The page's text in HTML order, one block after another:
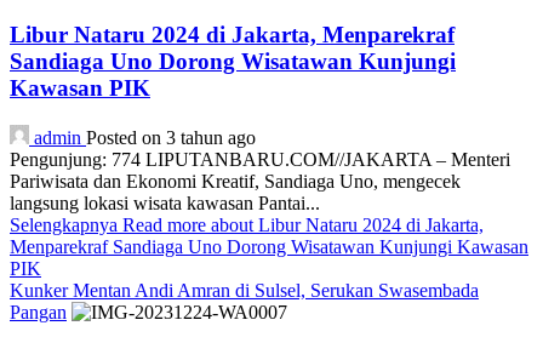
Libur Nataru 2024 di Jakarta, Menparekraf
Sandiaga Uno Dorong Wisatawan Kunjungi
Kawasan PIK
admin Posted on 3 tahun ago
Pengunjung: 774 LIPUTANBARU.COM//JAKARTA – Menteri
Pariwisata dan Ekonomi Kreatif, Sandiaga Uno, mengecek
langsung lokasi wisata kawasan Pantai...
Selengkapnya Read more about Libur Nataru 2024 di Jakarta,
Menparekraf Sandiaga Uno Dorong Wisatawan Kunjungi Kawasan
PIK
Kunker Mentan Andi Amran di Sulsel, Serukan Swasembada
Pangan